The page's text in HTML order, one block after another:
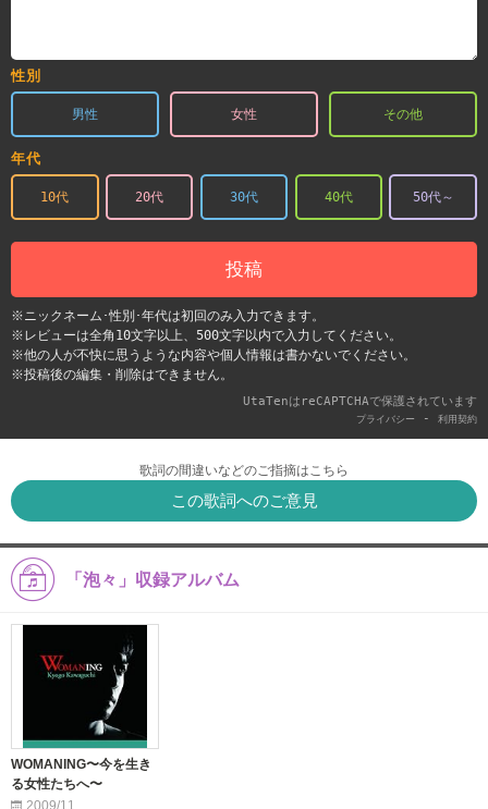
性別
男性 女性 その他
年代
10代 20代 30代 40代 50代～
投稿
※ニックネーム･性別･年代は初回のみ入力できます。
※レビューは全角10文字以上、500文字以内で入力してください。
※他の人が不快に思うような内容や個人情報は書かないでください。
※投稿後の編集・削除はできません。
UtaTenはreCAPTCHAで保護されています
プライバシー - 利用契約
歌詞の間違いなどのご指摘はこちら
この歌詞へのご意見
「泡々」収録アルバム
WOMANING〜今を生き
る女性たちへ〜
2009/11